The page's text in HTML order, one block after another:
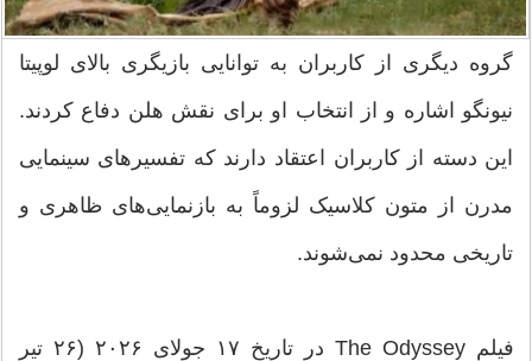
گروه دیگری از کاربران به توانایی بازیگری بالای لوپیتا
نیونگو اشاره و از انتخاب او برای نقش هلن دفاع کردند.
این دسته از کاربران اعتقاد دارند که تفسیرهای سینمایی
مدرن از متون کلاسیک لزوماً به بازنمایی‌های ظاهری و
تاریخی محدود نمی‌شوند.
فیلم The Odyssey در تاریخ ۱۷ جولای ۲۰۲۶ (۲۶ تیر